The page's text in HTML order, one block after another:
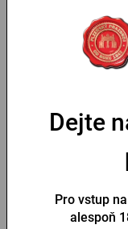
Termotaška
Skladem > 10 ks
Dejte
Pro vstup
alespoň